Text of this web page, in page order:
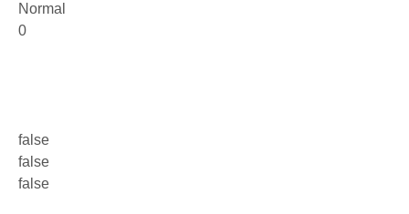
Normal
0
false
false
false